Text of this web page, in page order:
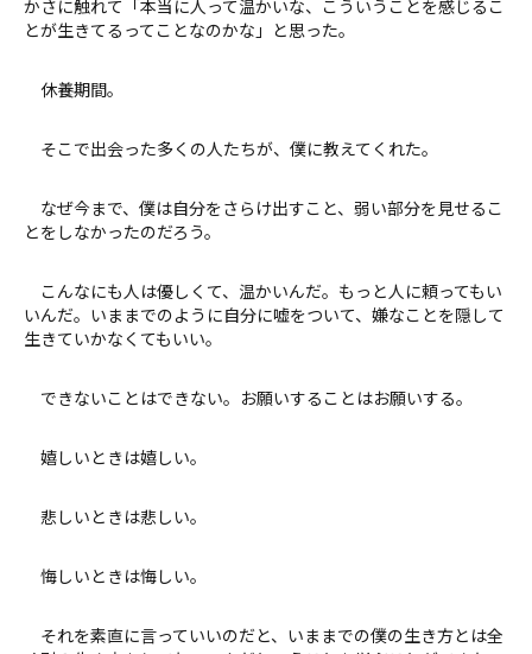
かさに触れて「本当に人って温かいな、こういうことを感じるこ
とが生きてるってことなのかな」と思った。
休養期間。
そこで出会った多くの人たちが、僕に教えてくれた。
なぜ今まで、僕は自分をさらけ出すこと、弱い部分を見せるこ
とをしなかったのだろう。
こんなにも人は優しくて、温かいんだ。もっと人に頼ってもい
いんだ。いままでのように自分に嘘をついて、嫌なことを隠して
生きていかなくてもいい。
できないことはできない。お願いすることはお願いする。
嬉しいときは嬉しい。
悲しいときは悲しい。
悔しいときは悔しい。
それを素直に言っていいのだと、いままでの僕の生き方とは全